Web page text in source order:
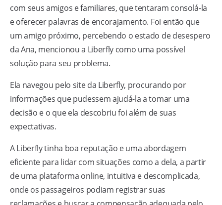
com seus amigos e familiares, que tentaram consolá-la
e oferecer palavras de encorajamento. Foi então que
um amigo próximo, percebendo o estado de desespero
da Ana, mencionou a Liberfly como uma possível
solução para seu problema.
Ela navegou pelo site da Liberfly, procurando por
informações que pudessem ajudá-la a tomar uma
decisão e o que ela descobriu foi além de suas
expectativas.
A Liberfly tinha boa reputação e uma abordagem
eficiente para lidar com situações como a dela, a partir
de uma plataforma online, intuitiva e descomplicada,
onde os passageiros podiam registrar suas